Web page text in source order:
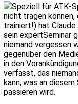
Speziell für ATK-
nicht tragen können,
trainiert!) hat
sein expertSeminar
niemand vergessen
gegenüber den
in den
verfasst, das
kann, was an
passieren wird.